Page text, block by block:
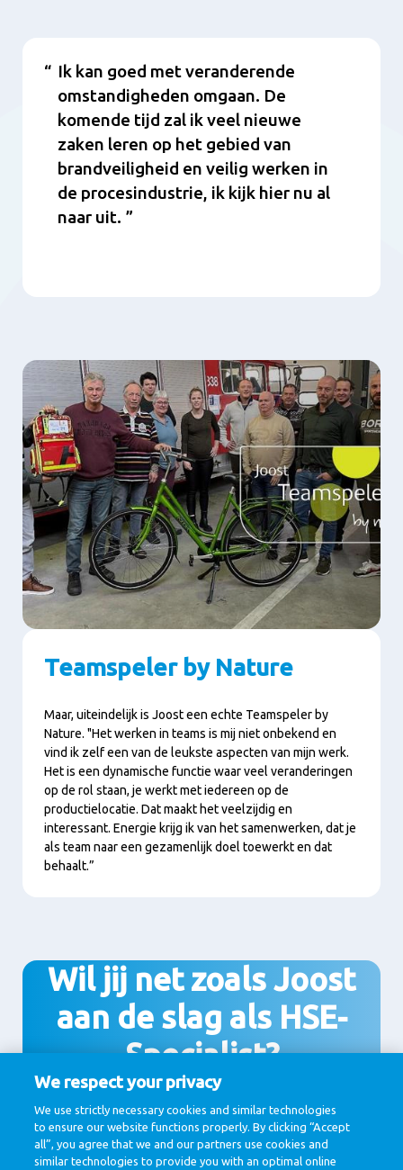
Content
Ik kan goed met veranderende
omstandigheden omgaan. De
komende tijd zal ik veel nieuwe
zaken leren op het gebied van
brandveiligheid en veilig werken in
de procesindustrie, ik kijk hier nu al
naar uit.
Teamspeler by Nature
Maar, uiteindelijk is Joost een echte Teamspeler by
Nature. "Het werken in teams is mij niet onbekend en
vind ik zelf een van de leukste aspecten van mijn werk.
Het is een dynamische functie waar veel veranderingen
op de rol staan, je werkt met iedereen op de
productielocatie. Dat maakt het veelzijdig en
interessant. Energie krijg ik van het samenwerken, dat je
als team naar een gezamenlijk doel toewerkt en dat
behaalt.”
Wil jij net zoals Joost
aan de slag als HSE-
Specialist?
Bekijk de vacatures hier
We respect your privacy
We use strictly necessary cookies and similar technologies
to ensure our website functions properly. By clicking “Accept
all”, you agree that we and our partners use cookies and
similar technologies to provide you with an optimal online